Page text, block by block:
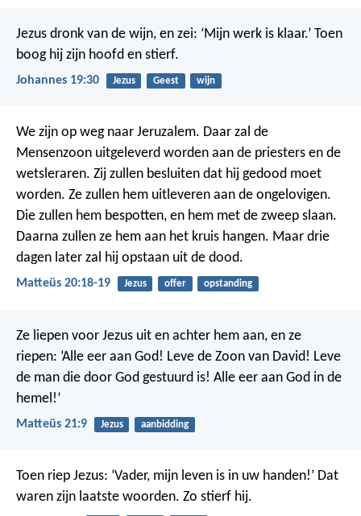
Jezus dronk van de wijn, en zei: ‘Mijn werk is klaar.’ Toen
boog hij zijn hoofd en stierf.
Johannes 19:30 Jezus Geest wijn
We zijn op weg naar Jeruzalem. Daar zal de
Mensenzoon uitgeleverd worden aan de priesters en de
wetsleraren. Zij zullen besluiten dat hij gedood moet
worden. Ze zullen hem uitleveren aan de ongelovigen.
Die zullen hem bespotten, en hem met de zweep slaan.
Daarna zullen ze hem aan het kruis hangen. Maar drie
dagen later zal hij opstaan uit de dood.
Matteüs 20:18-19 Jezus offer opstanding
Ze liepen voor Jezus uit en achter hem aan, en ze
riepen: ‘Alle eer aan God! Leve de Zoon van David! Leve
de man die door God gestuurd is! Alle eer aan God in de
hemel!’
Matteüs 21:9 Jezus aanbidding
Toen riep Jezus: ‘Vader, mijn leven is in uw handen!’ Dat
waren zijn laatste woorden. Zo stierf hij.